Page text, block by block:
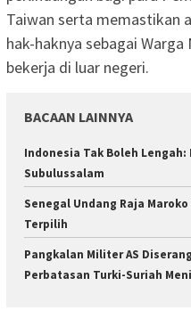
Taiwan serta memastikan
hak-haknya sebagai
bekerja di luar negeri.
BACAAN LAINNYA
Indonesia Tak Boleh Lengah:
Subulussalam
Senegal Undang Raja
Terpilih
Pangkalan Militer AS
Perbatasan Turki-Suriah